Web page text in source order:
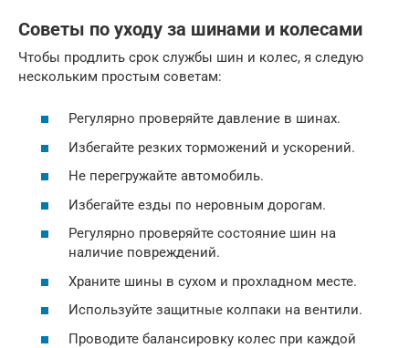
Советы по уходу за шинами и колесами
Чтобы продлить срок службы шин и колес, я следую
нескольким простым советам:
Регулярно проверяйте давление в шинах.
Избегайте резких торможений и ускорений.
Не перегружайте автомобиль.
Избегайте езды по неровным дорогам.
Регулярно проверяйте состояние шин на
наличие повреждений.
Храните шины в сухом и прохладном месте.
Используйте защитные колпаки на вентили.
Проводите балансировку колес при каждой